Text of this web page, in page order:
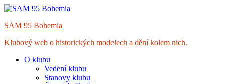
Skip
content
SAM 95 Bohemia
Klubový web o historických modelech a dění kolem nich.
O klubu
Vedení klubu
Stanovy klubu